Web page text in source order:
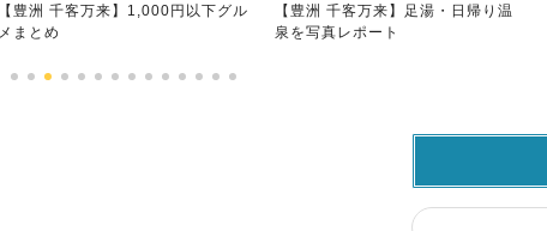
【豊洲 千客万来】1,000円以下グル
メまとめ
【豊洲 千客万来】足湯・日帰り温
泉を写真レポート